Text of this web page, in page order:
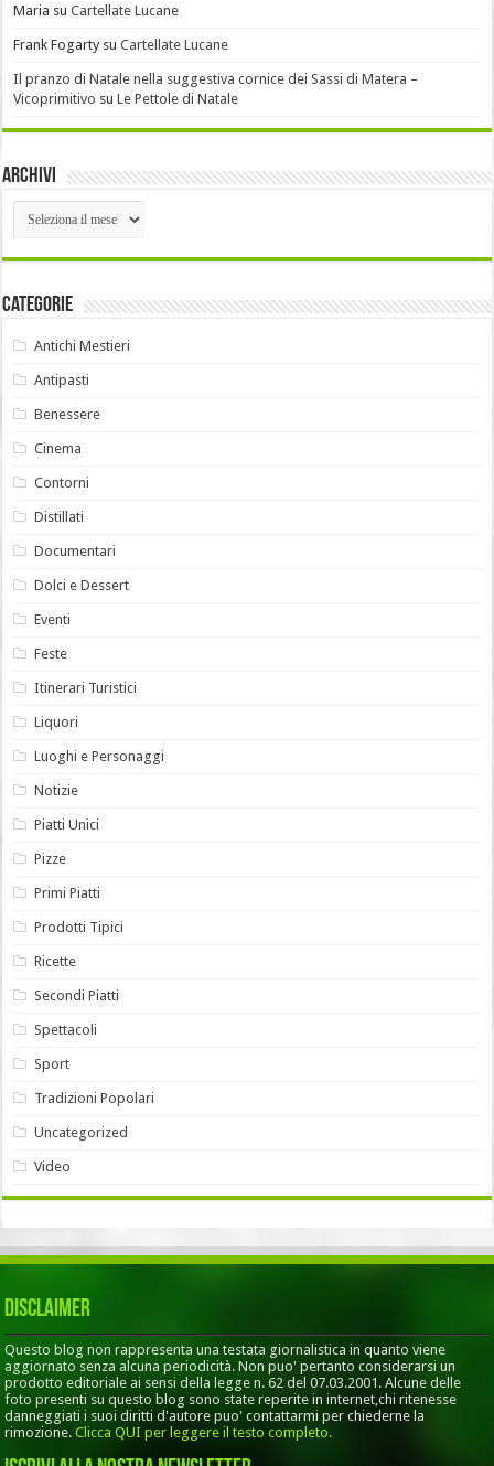
Maria suCartellate Lucane
Frank FogartysuCartellate Lucane
Il pranzo di Natale nella suggestiva cornice dei Sassi di Matera –
Vicoprimitivo suLe Pettole di Natale
Archivi
Archivi
Categorie
Antichi Mestieri
Antipasti
Benessere
Cinema
Contorni
Distillati
Documentari
Dolci e Dessert
Eventi
Feste
Itinerari Turistici
Liquori
Luoghi e Personaggi
Notizie
Piatti Unici
Pizze
Primi Piatti
Prodotti Tipici
Ricette
Secondi Piatti
Spettacoli
Sport
Tradizioni Popolari
Uncategorized
Video
Disclaimer
Questo blog non rappresenta una testata giornalistica in quanto viene
aggiornato senza alcuna periodicità. Non puo' pertanto considerarsi un
prodotto editoriale ai sensi della legge n. 62 del 07.03.2001. Alcune delle
foto presenti su questo blog sono state reperite in internet,chi ritenesse
danneggiati i suoi diritti d'autore puo' contattarmi per chiederne la
rimozione.Clicca QUI per leggere il testo completo.